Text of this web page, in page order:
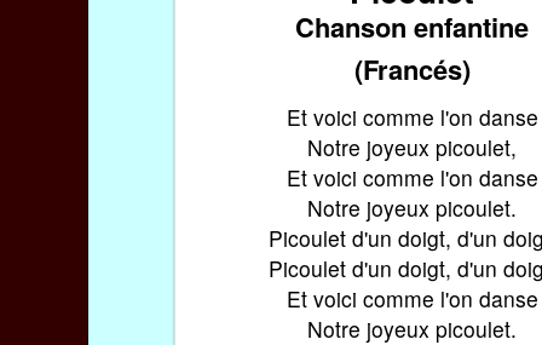
Chanson enfantine
(Francés)
Et voici comme l'on danse
Notre joyeux picoulet,
Et voici comme l'on danse
Notre joyeux picoulet.
Picoulet d'un doigt, d'un
Picoulet d'un doigt, d'un
Et voici comme l'on danse
Notre joyeux picoulet.